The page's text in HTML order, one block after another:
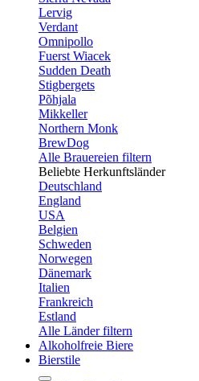
Lervig
Verdant
Omnipollo
Fuerst Wiacek
Sudden Death
Stigbergets
Põhjala
Mikkeller
Northern Monk
BrewDog
Alle Brauereien filtern
Beliebte Herkunftsländer
Deutschland
England
USA
Belgien
Schweden
Norwegen
Dänemark
Italien
Frankreich
Estland
Alle Länder filtern
Alkoholfreie Biere
Bierstile